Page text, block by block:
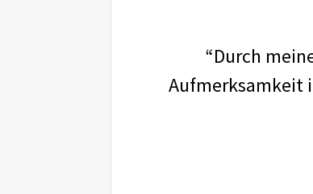
“Durch
Aufmerksamkeit